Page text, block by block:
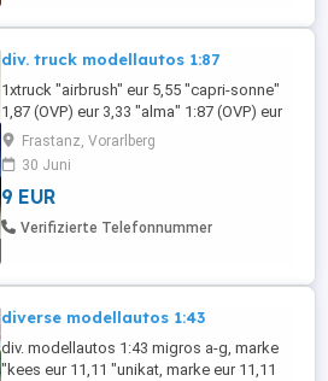
div. truck modellautos 1:87
1xtruck "airbrush" eur 5,55 "capri-sonne"
1,87 (OVP) eur 3,33 "alma" 1:87 (OVP) eur
3,33 details s bilder fuer weitere fragen
einfach e-mail Dies ist ein Privatverkauf,
keine Garantie, Rücknahme und
Gewährleistung möglich. Bieten Kaufen
Sie nur, wenn Sie ausdrücklich damit
Frastanz, Vorarlberg
30 Juni
9 EUR
Verifizierte Telefonnummer
diverse modellautos 1:43
div. modellautos 1:43 migros a-g, marke
"kees eur 11,11 "unikat, marke eur 11,11